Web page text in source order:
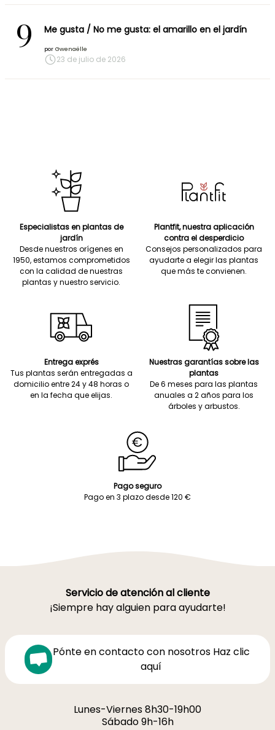
9 Me gusta / No me gusta: el amarillo en el jardín
por Gwenaëlle
23 de julio de 2026
Especialistas en plantas de
jardín
Desde nuestros orígenes en
1950, estamos comprometidos
con la calidad de nuestras
plantas y nuestro servicio.
Plantfit, nuestra aplicación
contra el desperdicio
Consejos personalizados para
ayudarte a elegir las plantas
que más te convienen.
Entrega exprés
Tus plantas serán entregadas a
domicilio entre 24 y 48 horas o
en la fecha que elijas.
Nuestras garantías sobre las
plantas
De 6 meses para las plantas
anuales a 2 años para los
árboles y arbustos.
Pago seguro
Pago en 3 plazo desde 120 €
Servicio de atención al cliente
¡Siempre hay alguien para ayudarte!
Pónte en contacto con nosotros Haz clic
aquí
Lunes-Viernes 8h30-19h00
Sábado 9h-16h